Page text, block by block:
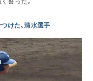
けた、清水選手